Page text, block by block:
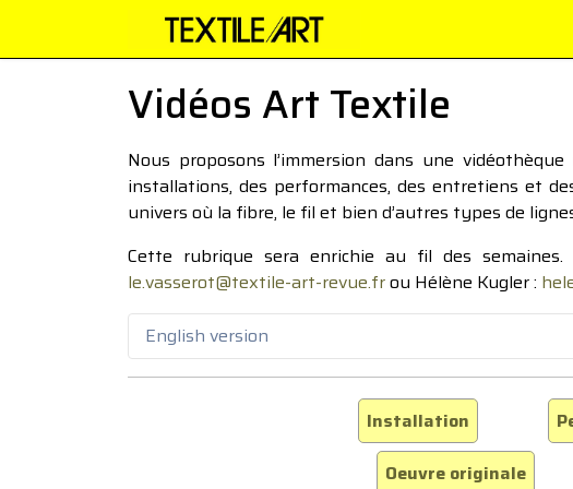
Vidéos Art Textile
Nous proposons l’immersion dans une
installations, des performances, des entretiens et
univers où la fibre, le fil et bien d’autres types de
Cette rubrique sera enrichie au fil des
le.vasserot@textile-art-revue.frou Hélène Kugler :
English version
Installation
Oeuvre originale